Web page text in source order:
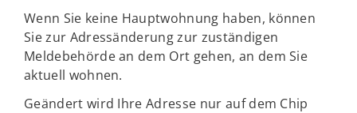
Wenn Sie keine Hauptwohnung haben, können
Sie zur Adressänderung zur zuständigen
Meldebehörde an dem Ort gehen, an dem Sie
aktuell wohnen.
Geändert wird Ihre Adresse nur auf dem Chip